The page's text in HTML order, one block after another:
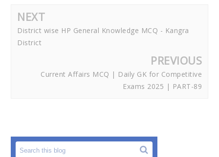
NEXT
District wise HP General Knowledge MCQ - Kangra
District
PREVIOUS
Current Affairs MCQ | Daily GK for Competitive
Exams 2025 | PART-89